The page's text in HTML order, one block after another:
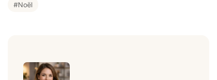
#Noël